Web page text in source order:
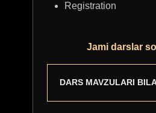
Registration
Jami darslar
DARS MAVZULARI
2 ta zoom uchrashuvi
Video darslik soni 150+
Tarif narxi:
Tarif narxi:
JOYLAR SONI: